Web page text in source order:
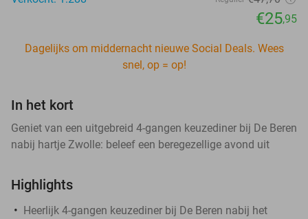
€25,95
Dagelijks om middernacht nieuwe Social Deals. Wees
snel, op = op!
In het kort
Geniet van een uitgebreid 4-gangen keuzediner bij De Beren
nabij hartje Zwolle: beleef een beregezellige avond uit
Highlights
Heerlijk 4-gangen keuzediner bij De Beren nabij het